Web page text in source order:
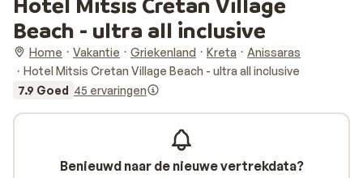
Beach - ultra all inclusive
Home Vakantie Griekenland Kreta
Anissaras
Hotel Mitsis Cretan Village Beach - ultra all inclusive
7.9 Goed 45 ervaringen
Benieuwd naar de nieuwe vertrekdata?